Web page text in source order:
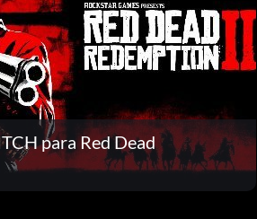
para Red Dead